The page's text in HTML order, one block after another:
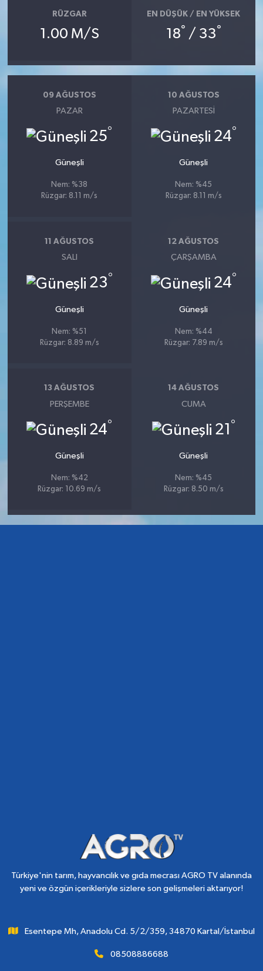
RÜZGAR
1.00 M/S
EN DÜŞÜK / EN YÜKSEK
18° / 33°
09 AĞUSTOS
PAZAR
25°
Güneşli
Nem: %38
Rüzgar: 8.11 m/s
10 AĞUSTOS
PAZARTESI
24°
Güneşli
Nem: %45
Rüzgar: 8.11 m/s
11 AĞUSTOS
SALI
23°
Güneşli
Nem: %51
Rüzgar: 8.89 m/s
12 AĞUSTOS
ÇARŞAMBA
24°
Güneşli
Nem: %44
Rüzgar: 7.89 m/s
13 AĞUSTOS
PERŞEMBE
24°
Güneşli
Nem: %42
Rüzgar: 10.69 m/s
14 AĞUSTOS
CUMA
21 °
Güneşli
Nem: %45
Rüzgar: 8.50 m/s
Türkiye'nin tarım, hayvancılık ve gıda mecrası AGRO TV alanında
yeni ve özgün içerikleriyle sizlere son gelişmeleri aktarıyor!
Esentepe Mh, Anadolu Cd. 5/2/359, 34870 Kartal/İstanbul
08508886688